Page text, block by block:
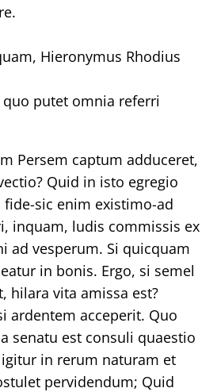
Hieronymus Rhodius
putet omnia referri
Persem captum adduceret,
Quid in isto egregio
sic enim existimo-ad
inquam, ludis commissis ex
ad vesperum. Si quicquam
in bonis. Ergo, si semel
hilara vita amissa est?
ardentem acceperit. Quo
senatu est consuli quaestio
in rerum naturam et
pervidendum; Quid